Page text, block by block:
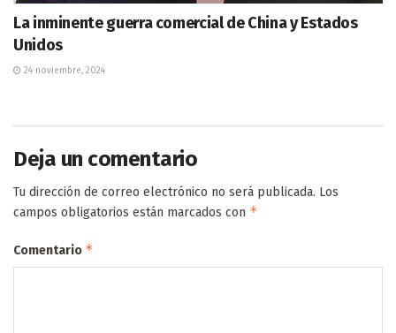
La inminente guerra comercial de China y Estados
Unidos
24 noviembre, 2024
Deja un comentario
Tu dirección de correo electrónico no será publicada. Los
campos obligatorios están marcados con *
Comentario *